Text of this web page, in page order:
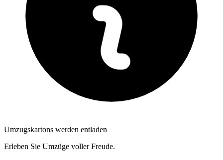
Umzugskartons werden entladen
Erleben Sie Umzüge voller Freude.